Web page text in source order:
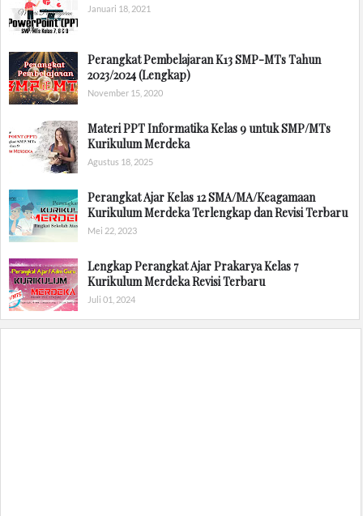
Januari 18, 2021
Perangkat Pembelajaran K13 SMP-MTs Tahun
2023/2024 (Lengkap)
November 15, 2020
Materi PPT Informatika Kelas 9 untuk SMP/MTs
Kurikulum Merdeka
Agustus 18, 2025
Perangkat Ajar Kelas 12 SMA/MA/Keagamaan
Kurikulum Merdeka Terlengkap dan Revisi Terbaru
Mei 22, 2023
Lengkap Perangkat Ajar Prakarya Kelas 7
Kurikulum Merdeka Revisi Terbaru
Juli 01, 2024